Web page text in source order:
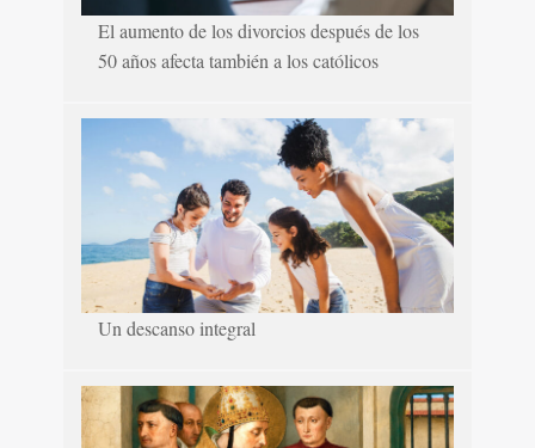
El aumento de los divorcios después de los
50 años afecta también a los católicos
Un descanso integral